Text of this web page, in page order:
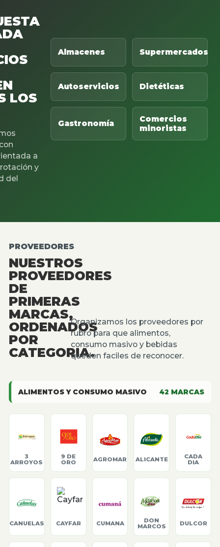
LOS
a
y
del
Almacenes Supermercados
Autoservicios Dietéticas
Gastronomía
Comercios
minoristas
PROVEEDORES
NUESTROS
PROVEEDORES
DE
PRIMERAS
MARCAS,
ORDENADOS
POR
CATEGORIA.
Organizamos los proveedores por
rubro para que alimentos,
consumo masivo y bebidas
queden faciles de reconocer.
ALIMENTOS Y CONSUMO MASIVO 42 MARCAS
3
ARROYOS
9 DE
ORO
AGROMAR ALICANTE
CADA
DIA
CANUELAS CAYFAR CUMANA
DON
MARCOS
DULCOR